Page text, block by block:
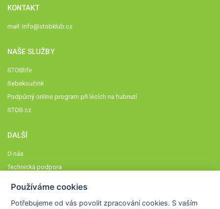
KONTAKT
mail: info@stobklub.cz
NAŠE SLUŽBY
STOBlife
Sebekoučink
Podpůrný online program při lécích na hubnutí
STOB.cz
DALŠÍ
O nás
Technická podpora
Členové STOBklubu
Používáme cookies
Potřebujeme od vás povolit zpracování cookies. S vaším